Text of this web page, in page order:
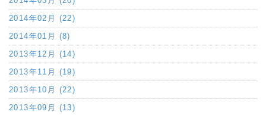
2014年02月 (22)
2014年01月 (8)
2013年12月 (14)
2013年11月 (19)
2013年10月 (22)
2013年09月 (13)